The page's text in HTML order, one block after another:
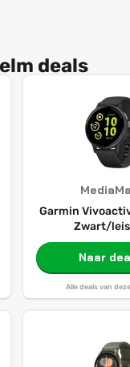
deals
Garmin
Zwart/
Naar
Alle deals van